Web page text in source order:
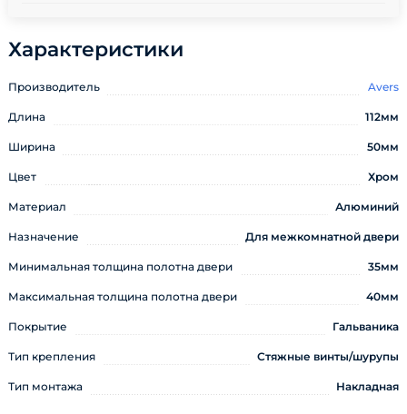
Характеристики
Производитель Avers
Длина 112мм
Ширина 50мм
Цвет Хром
Материал Алюминий
Назначение Для межкомнатной двери
Минимальная толщина полотна двери 35мм
Максимальная толщина полотна двери 40мм
Покрытие Гальваника
Тип крепления Стяжные винты/шурупы
Тип монтажа Накладная